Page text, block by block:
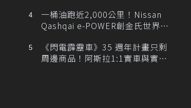
一桶油跑近2,000公里！Nissan
Qashqai e-POWER創金氏世界紀
《閃電霹靂車》35 週年計畫只剩
周邊商品！阿斯拉1:1實車與實體